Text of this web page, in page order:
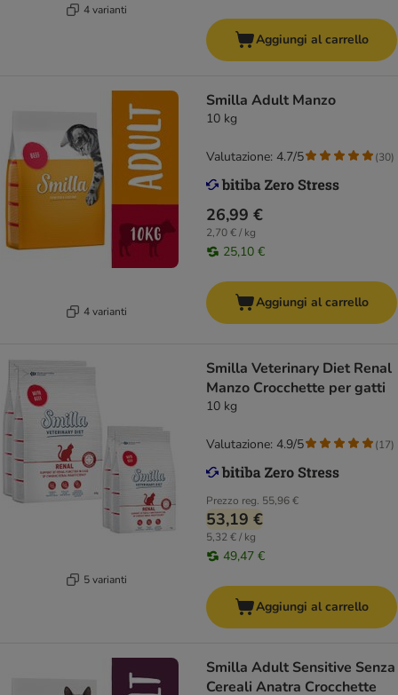
4 varianti
Aggiungi al carrello
4 varianti
Smilla Adult Manzo
10 kg
26,99 €
2,70 € / kg
25,10 €
Valutazione: 4.7/5 (30)
Aggiungi al carrello
5 varianti
Smilla Veterinary Diet Renal
Manzo Crocchette per gatti
10 kg
Prezzo reg. 55,96 €
53,19 €
5,32 € / kg
49,47 €
Valutazione: 4.9/5 (17)
Aggiungi al carrello
Smilla Adult Sensitive Senza
Cereali Anatra Crocchette